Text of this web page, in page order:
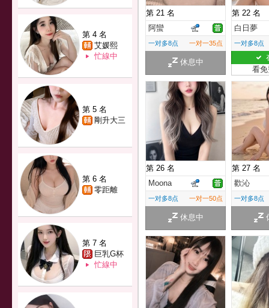
第 4 名
艾媛熙
忙線中
第 5 名
剛升大三
第 6 名
零距離
第 7 名
巨乳G杯
忙線中
第 21 名
阿蠻
一对多8点 一对一35点
休息中
第 22 名
白日夢
一对多8点
看
第 26 名
Moona
一对多8点 一对一50点
休息中
第 27 名
歡沁
一对多8点